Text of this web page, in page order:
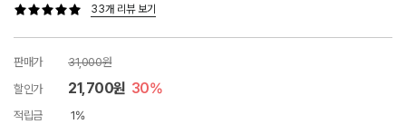
33개 리뷰 보기
판매가
31,000원
할인가
21,700원 30%
적립금 1%